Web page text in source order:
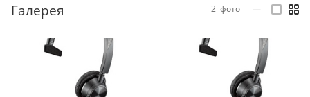
Галерея 2 фото